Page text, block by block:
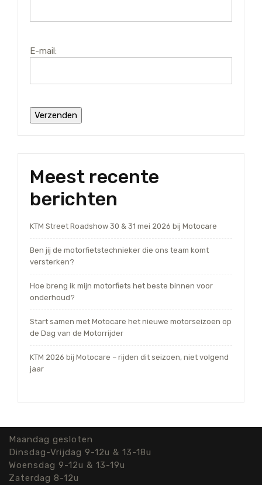
E-mail:
Meest recente
berichten
KTM Street Roadshow 30 & 31 mei 2026 bij Motocare
Ben jij de motorfietstechnieker die ons team komt
versterken?
Hoe breng ik mijn motorfiets het beste binnen voor
onderhoud?
Start samen met Motocare het nieuwe motorseizoen op
de Dag van de Motorrijder
KTM 2026 bij Motocare – rijden dit seizoen, niet volgend
jaar
Maandag gesloten
Dinsdag-Vrijdag 9-12u & 13-18u
Woensdag 9-12u & 13-19u
Zaterdag 8-12u